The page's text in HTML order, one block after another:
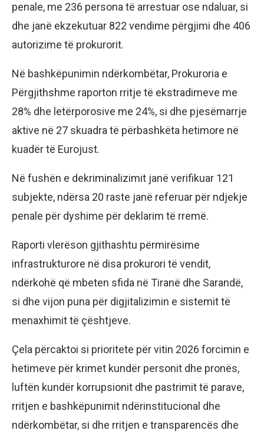
penale, me 236 persona të arrestuar ose ndaluar, si
dhe janë ekzekutuar 822 vendime përgjimi dhe 406
autorizime të prokurorit.
Në bashkëpunimin ndërkombëtar, Prokuroria e
Përgjithshme raporton rritje të ekstradimeve me
28% dhe letërporosive me 24%, si dhe pjesëmarrje
aktive në 27 skuadra të përbashkëta hetimore në
kuadër të Eurojust.
Në fushën e dekriminalizimit janë verifikuar 121
subjekte, ndërsa 20 raste janë referuar për ndjekje
penale për dyshime për deklarim të rremë.
Raporti vlerëson gjithashtu përmirësime
infrastrukturore në disa prokurori të vendit,
ndërkohë që mbeten sfida në Tiranë dhe Sarandë,
si dhe vijon puna për digjitalizimin e sistemit të
menaxhimit të çështjeve.
Çela përcaktoi si prioritete për vitin 2026 forcimin e
hetimeve për krimet kundër personit dhe pronës,
luftën kundër korrupsionit dhe pastrimit të parave,
rritjen e bashkëpunimit ndërinstitucional dhe
ndërkombëtar, si dhe rritjen e transparencës dhe